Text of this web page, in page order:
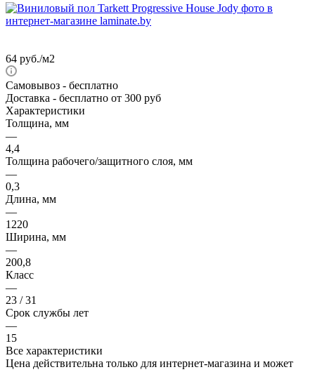
64 руб./м2
Самовывоз - бесплатно
Доставка - бесплатно от 300 руб
Характеристики
Толщина, мм
—
4,4
Толщина рабочего/защитного слоя, мм
—
0,3
Длина, мм
—
1220
Ширина, мм
—
200,8
Класс
—
23 / 31
Срок службы лет
—
15
Все характеристики
Цена действительна только для интернет-магазина и может